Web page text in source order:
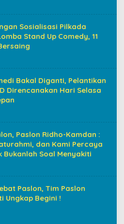
Sosialisasi Pilkada
Stand Up Comedy, 11
Bakal Diganti, Pelantikan
Direncanakan Hari Selasa
Paslon Ridho-Kamdan :
dan Kami Percaya
Bukanlah Soal Menyakiti
Paslon, Tim Paslon
Ungkap Begini !